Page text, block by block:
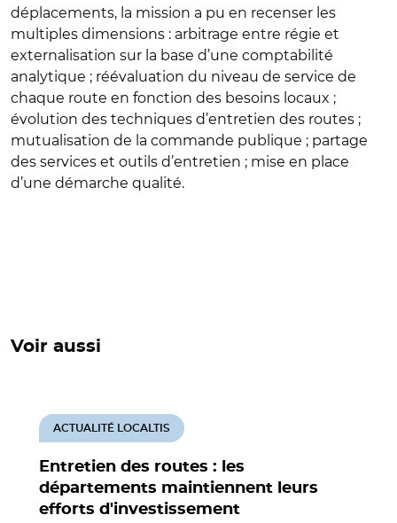
déplacements, la mission a pu en recenser les
multiples dimensions : arbitrage entre régie et
externalisation sur la base d’une comptabilité
analytique ; réévaluation du niveau de service de
chaque route en fonction des besoins locaux ;
évolution des techniques d’entretien des routes ;
mutualisation de la commande publique ; partage
des services et outils d’entretien ; mise en place
d’une démarche qualité.
Voir aussi
Entretien des routes : les
départements maintiennent leurs
efforts d'investissement
ACTUALITÉ LOCALTIS